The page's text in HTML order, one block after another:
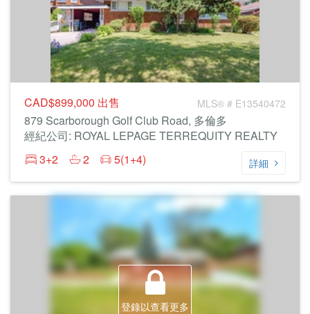
CAD$899,000 出售 MLS® # E13540472
879 Scarborough Golf Club Road, 多倫多
經紀公司: ROYAL LEPAGE TERREQUITY REALTY
3+2
2 5(1+4) 詳細
登錄以查看更多